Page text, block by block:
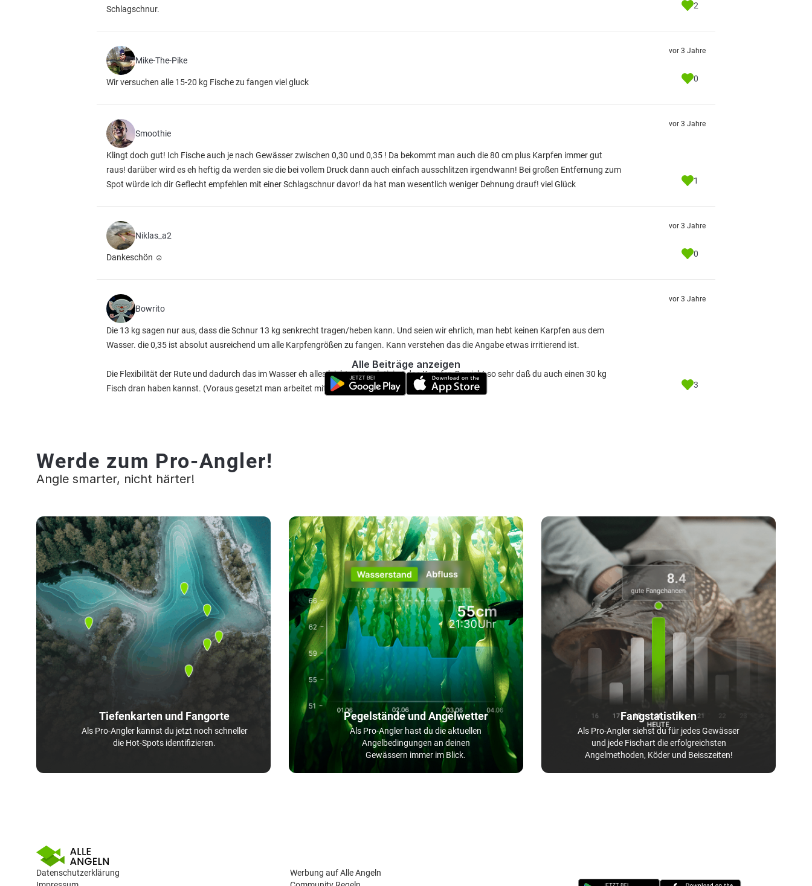
Schlagschnur.
2
Mike-The-Pike
Wir versuchen alle 15-20 kg Fische zu fangen viel gluck
vor 3 Jahre
0
Smoothie
Klingt doch gut! Ich Fische auch je nach Gewässer zwischen 0,30 und 0,35 ! Da bekommt man auch die 80 cm plus Karpfen immer gut
raus! darüber wird es eh heftig da werden sie die bei vollem Druck dann auch einfach ausschlitzen irgendwann! Bei großen Entfernung zum
Spot würde ich dir Geflecht empfehlen mit einer Schlagschnur davor! da hat man wesentlich weniger Dehnung drauf! viel Glück
vor 3 Jahre
1
Niklas_a2
Dankeschön ☺️
vor 3 Jahre
0
Bowrito
Die 13 kg sagen nur aus, dass die Schnur 13 kg senkrecht tragen/heben kann. Und seien wir ehrlich, man hebt keinen Karpfen aus dem
Wasser. die 0,35 ist absolut ausreichend um alle Karpfengrößen zu fangen. Kann verstehen das die Angabe etwas irritierend ist.
Die Flexibilität der Rute und dadurch das im Wasser eh alles leichter ist, relativiert das Karpfen Gewicht so sehr daß du auch einen 30 kg
Fisch dran haben kannst. (Voraus gesetzt man arbeitet mit der Bremse der Rolle beim Drillen)
vor 3 Jahre
3
Alle Beiträge anzeigen
Werde zum Pro-Angler!
Angle smarter, nicht härter!
Tiefenkarten und Fangorte
Als Pro-Angler kannst du jetzt noch schneller
die Hot-Spots identifizieren.
Pegelstände und Angelwetter
Als Pro-Angler hast du die aktuellen
Angelbedingungen an deinen
Gewässern immer im Blick.
Fangstatistiken
Als Pro-Angler siehst du für jedes Gewässer
und jede Fischart die erfolgreichsten
Angelmethoden, Köder und Beisszeiten!
Datenschutzerklärung
Werbung auf Alle Angeln